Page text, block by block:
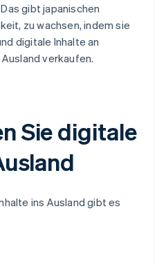
gibt japanischen
zu wachsen, indem sie
digitale Inhalte an
verkaufen.
Sie digitale
ins Ausland gibt es